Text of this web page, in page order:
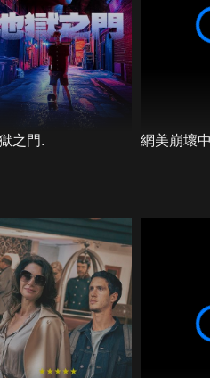
之門. 網美崩壞